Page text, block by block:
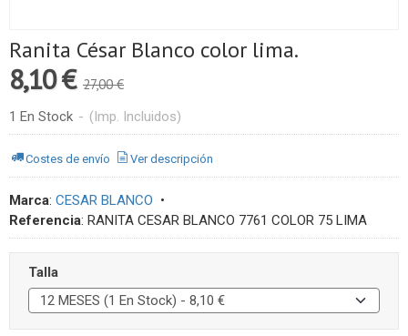
Ranita César Blanco color lima.
8,10 € 27,00 €
1 En Stock - (Imp. Incluidos)
Costes de envío Ver descripción
Marca: CESAR BLANCO •
Referencia: RANITA CESAR BLANCO 7761 COLOR 75 LIMA
Talla